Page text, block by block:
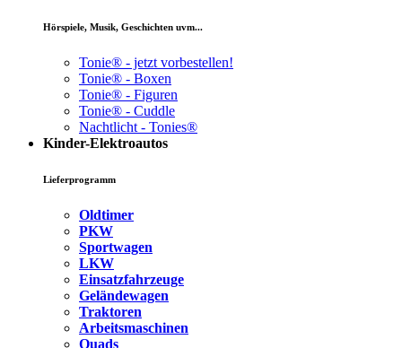
Hörspiele, Musik, Geschichten uvm...
Tonie® - jetzt vorbestellen!
Tonie® - Boxen
Tonie® - Figuren
Tonie® - Cuddle
Nachtlicht - Tonies®
Kinder-Elektroautos
Lieferprogramm
Oldtimer
PKW
Sportwagen
LKW
Einsatzfahrzeuge
Geländewagen
Traktoren
Arbeitsmaschinen
Quads